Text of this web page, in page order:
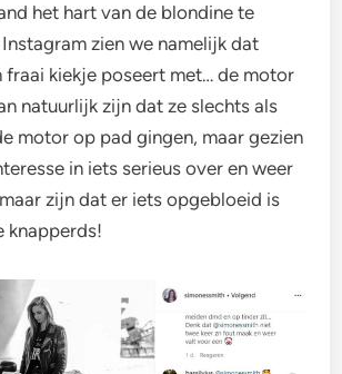
het hart van de blondine te
zien we namelijk dat
fraai kiekje poseert met… de motor
natuurlijk zijn dat ze slechts als
motor op pad gingen, maar gezien
in iets serieus over en weer
zijn dat er iets opgebloeid is
knapperds!